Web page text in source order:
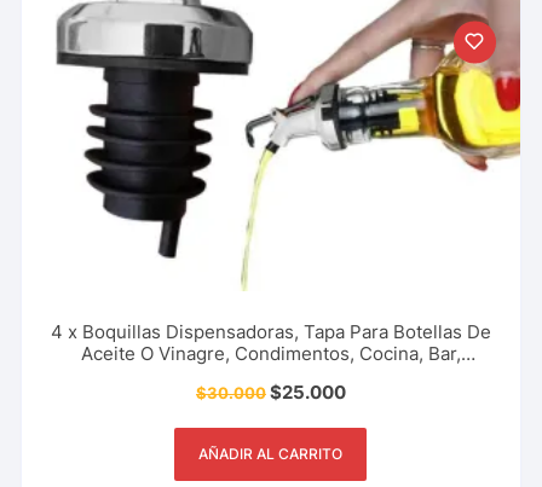
4 x Boquillas Dispensadoras, Tapa Para Botellas De
Aceite O Vinagre, Condimentos, Cocina, Bar,
$30.000$25.000
AÑADIR AL CARRITO